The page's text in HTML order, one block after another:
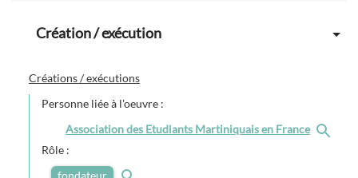
Création / exécution
Créations / exécutions
Personne liée à l'oeuvre :
Association des Etudiants Martiniquais en France
Rôle :
fondateur